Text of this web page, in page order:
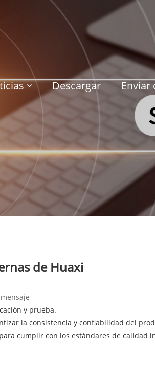
Descargar Enviar
de Huaxi
y prueba.
la consistencia y confiabilidad del
cumplir con los estándares de calidad